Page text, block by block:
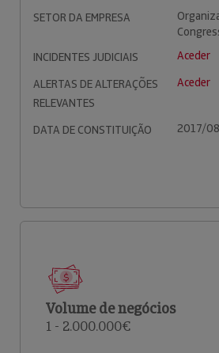
SETOR DA EMPRESA
INCIDENTES JUDICIAIS
Aceder
ALERTAS DE ALTERAÇÕES
RELEVANTES
Aceder
DATA DE CONSTITUIÇÃO 2017/
Volume de negócios
1 - 2.000.000€